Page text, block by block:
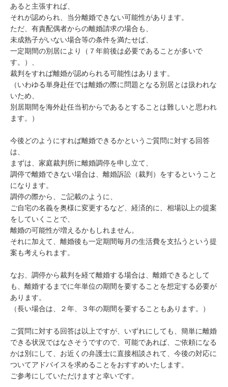
あると主張すれば、
それが認められ、当分離婚できない可能性があります。
ただ、有責配偶者からの離婚請求の場合も、
未成熟子がいない場合等の条件を満たせば、
一定期間の別居により（７年前後は必要であることが多いで
す。）、
裁判をすれば離婚が認められる可能性はあります。
（いわゆる単身赴任では離婚の際に問題となる別居とは扱われな
いため、
別居期間を海外赴任当初からであるとすることは難しいと思われ
ます。）
今後どのようにすれば離婚できるかというご質問に対する回答
は、
まずは、家庭裁判所に離婚調停を申し立て、
調停で離婚できない場合は、離婚訴訟（裁判）をするということ
になります。
調停の際から、ご記載のように、
ご自宅の名義を奥様に変更するなど、経済的に、相場以上の提案
をしていくことで、
離婚の可能性が増えるかもしれません。
それに加えて、離婚後も一定期間毎月の生活費を支払うという提
案も考えられます。
なお、調停から裁判を経て離婚する場合は、離婚できるとして
も、離婚するまでに年単位の期間を要することを想定する必要が
あります。
（長い場合は、２年、３年の期間を要することもあります。）
ご質問に対する回答は以上ですが、いずれにしても、簡単に離婚
できる状況ではなさそうですので、可能であれば、ご依頼になる
かは別にして、お近くの弁護士に直接相談されて、今後の対応に
ついてアドバイスを求めることをおすすめいたします。
ご参考にしていただけますと幸いです。